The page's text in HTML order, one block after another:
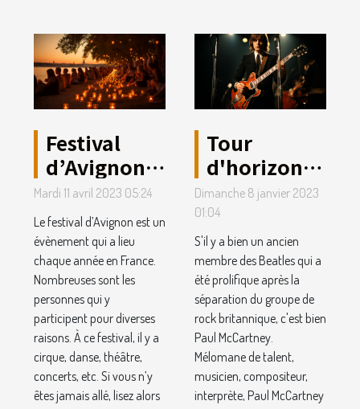
Festival
d’Avignon :
4 raisons
d’y aller
Mardi 11 avril 2023 05:24
Le festival d’Avignon est un
évènement qui a lieu
chaque année en France.
Nombreuses sont les
personnes qui y
participent pour diverses
raisons. À ce festival, il y a
cirque, danse, théâtre,
concerts, etc. Si vous n’y
êtes jamais allé, lisez alors
Tour
d'horizon
sur la vie de
Paul
McCartney
Dimanche 8 janvier 2023
01:04
S'il y a bien un ancien
membre des Beatles qui a
été prolifique après la
séparation du groupe de
rock britannique, c'est bien
Paul McCartney.
Mélomane de talent,
musicien, compositeur,
interprète, Paul McCartney